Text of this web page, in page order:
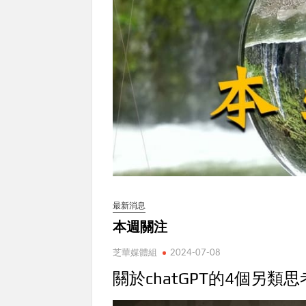
最新消息
本週關注
芝華媒體組 2024-07-08
關於chatGPT的4個另類思